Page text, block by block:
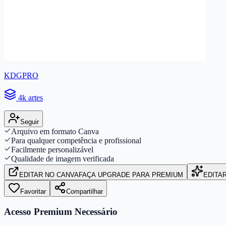
KDGPRO
4k artes
Seguir
Arquivo em formato Canva
Para qualquer competência e profissional
Facilmente personalizável
Qualidade de imagem verificada
EDITAR NO CANVAFAÇA UPGRADE PARA PREMIUM
Favoritar Compartilhar
Acesso Premium Necessário